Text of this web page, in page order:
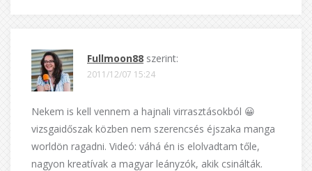
Fullmoon88 szerint:
2011/12/07 15:24
Nekem is kell vennem a hajnali virrasztásokból 😀
vizsgaidőszak közben nem szerencsés éjszaka manga
worldön ragadni. Videó: váhá én is elolvadtam tőle,
nagyon kreatívak a magyar leányzók, akik csinálták.